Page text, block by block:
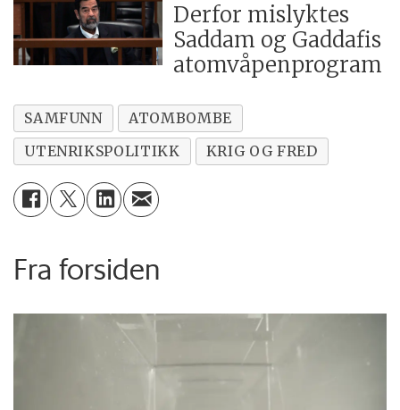
Derfor mislyktes
Saddam og Gaddafis
atomvåpenprogram
SAMFUNN
ATOMBOMBE
UTENRIKSPOLITIKK
KRIG OG FRED
Fra forsiden